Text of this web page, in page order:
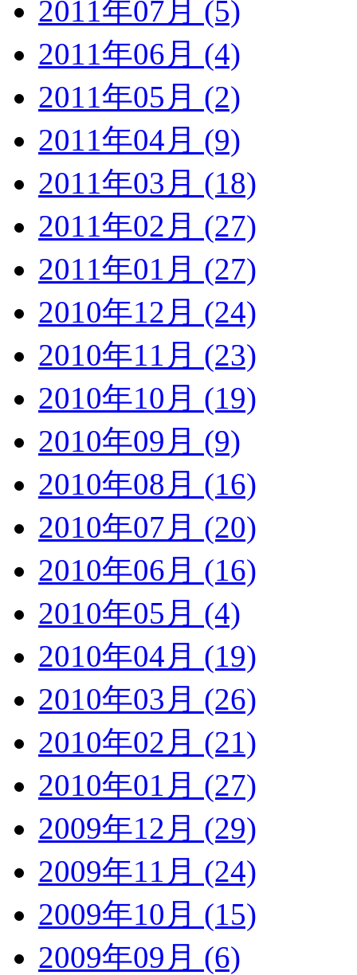
2011年07月 (5)
2011年06月 (4)
2011年05月 (2)
2011年04月 (9)
2011年03月 (18)
2011年02月 (27)
2011年01月 (27)
2010年12月 (24)
2010年11月 (23)
2010年10月 (19)
2010年09月 (9)
2010年08月 (16)
2010年07月 (20)
2010年06月 (16)
2010年05月 (4)
2010年04月 (19)
2010年03月 (26)
2010年02月 (21)
2010年01月 (27)
2009年12月 (29)
2009年11月 (24)
2009年10月 (15)
2009年09月 (6)